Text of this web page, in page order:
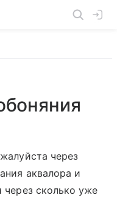
через
аквалора и
через сколько уже